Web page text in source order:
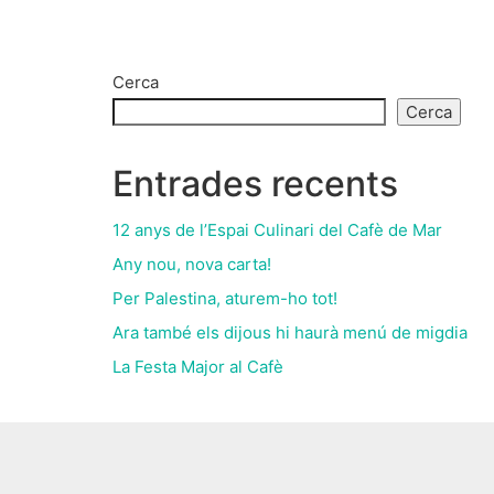
Cerca
Cerca
Entrades recents
12 anys de l’Espai Culinari del Cafè de Mar
Any nou, nova carta!
Per Palestina, aturem-ho tot!
Ara també els dijous hi haurà menú de migdia
La Festa Major al Cafè